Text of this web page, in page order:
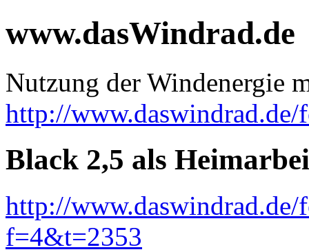
www.dasWindrad.de
Nutzung der Windenergie
http://www.daswindrad.de/
Black 2,5 als
http://
f=4&t=2353